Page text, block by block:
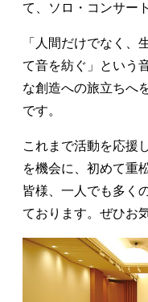
て、ソロ・コンサー
「人間だけでなく、
て音を紡ぐ」という
な創造への旅立ちへ
です。
これまで活動を応援
を機会に、初めて重
皆様、一人でも多く
ております。ぜひお